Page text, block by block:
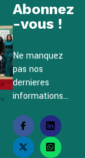
Abonnez
-vous !
Ne manquez
pas nos
dernieres
informations...